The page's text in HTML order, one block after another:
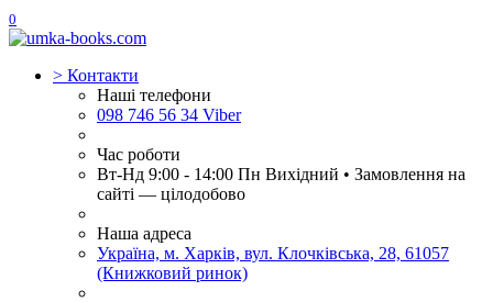
0
> Контакти
Наші телефони
098 746 56 34 Viber
Час роботи
Вт-Нд 9:00 - 14:00 Пн Вихідний • Замовлення на
сайті — цілодобово
Наша адреса
Україна, м. Харків, вул. Клочківська, 28, 61057
(Книжковий ринок)